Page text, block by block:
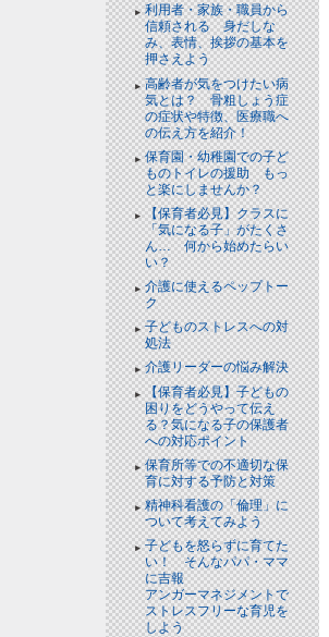
利用者・家族・職員から
信頼される 身だしな
み、表情、挨拶の基本を
押さえよう
高齢者が気をつけたい病
気とは？ 骨粗しょう症
の症状や特徴、医療職へ
の伝え方を紹介！
保育園・幼稚園での子ど
ものトイレの援助 もっ
と楽にしませんか？
【保育者必見】クラスに
「気になる子」がたくさ
ん… 何から始めたらい
い？
介護に使えるペップトー
ク
子どものストレスへの対
処法
介護リーダーの悩み解決
【保育者必見】子どもの
困りをどうやって伝え
る？気になる子の保護者
への対応ポイント
保育所等での不適切な保
育に対する予防と対策
精神科看護の「倫理」に
ついて考えてみよう
子どもを怒らずに育てた
い！ そんなパパ・ママ
に吉報
アンガーマネジメントで
ストレスフリーな育児を
しよう